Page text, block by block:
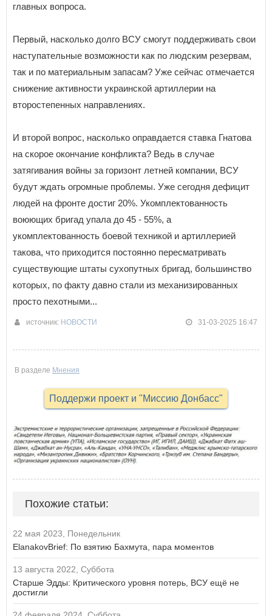
главных вопроса.
Первый, насколько долго ВСУ смогут поддерживать свои
наступательные возможности как по людским резервам,
так и по материальным запасам? Уже сейчас отмечается
снижение активности украинской артиллерии на
второстепенных направлениях.
И второй вопрос, насколько оправдается ставка Гнатова
на скорое окончание конфликта? Ведь в случае
затягивания войны за горизонт летней компании, ВСУ
будут ждать огромные проблемы. Уже сегодня дефицит
людей на фронте достиг 20%. Укомплектованность
воюющих бригад упала до 45 - 55%, а
укомплектованность боевой техникой и артиллерией
такова, что приходится постоянно пересматривать
существующие штаты сухопутных бригад, большинство
которых, по факту давно стали из механизированных
просто пехотными...
источник: НОВОСТИ 31-03-2025 16:47
В разделе Мнения
Поддержи проект и "Миссию Донбасс"
Похожие статьи:
22 мая 2023, Понедельник
ElanakovBrief: По взятию Бахмута, пара моментов
13 августа 2022, Суббота
Старше Эдды: Критического уровня потерь, ВСУ ещё не
достигли